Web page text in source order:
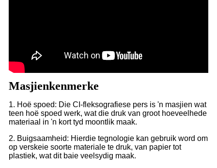
Masjienkenmerke
1. Hoë spoed: Die CI-fleksografiese pers is 'n masjien wat
teen hoë spoed werk, wat die druk van groot hoeveelhede
materiaal in 'n kort tyd moontlik maak.
2. Buigsaamheid: Hierdie tegnologie kan gebruik word om
op verskeie soorte materiale te druk, van papier tot
plastiek, wat dit baie veelsydig maak.